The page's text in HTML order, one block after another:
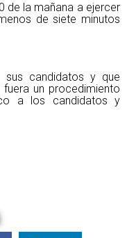
de la mañana a ejercer
de siete minutos
sus candidatos y que
un procedimiento
a los candidatos y